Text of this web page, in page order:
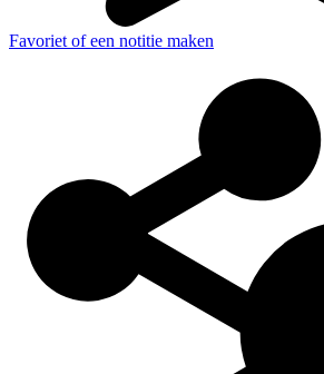
Favoriet of een notitie maken